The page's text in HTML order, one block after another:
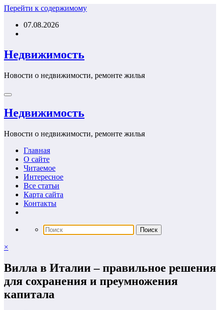
Перейти к содержимому
07.08.2026
Недвижимость
Новости о недвижимости, ремонте жилья
Недвижимость
Новости о недвижимости, ремонте жилья
Главная
О сайте
Читаемое
Интересное
Все статьи
Карта сайта
Контакты
×
Вилла в Италии – правильное решения
для сохранения и преумножения
капитала